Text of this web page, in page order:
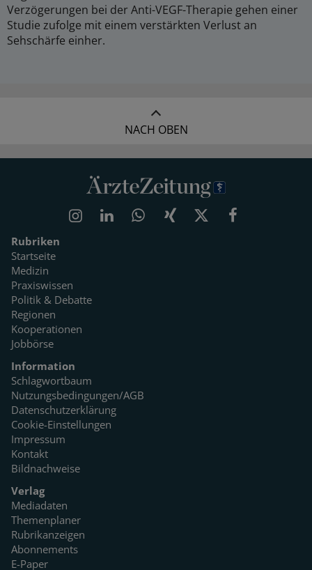
Verzögerungen bei der Anti-VEGF-Therapie gehen einer
Studie zufolge mit einem verstärkten Verlust an
Sehschärfe einher.
NACH OBEN
Rubriken
Startseite
Medizin
Praxiswissen
Politik & Debatte
Regionen
Kooperationen
Jobbörse
Information
Schlagwortbaum
Nutzungsbedingungen/AGB
Datenschutzerklärung
Cookie-Einstellungen
Impressum
Kontakt
Bildnachweise
Verlag
Mediadaten
Themenplaner
Rubrikanzeigen
Abonnements
E-Paper